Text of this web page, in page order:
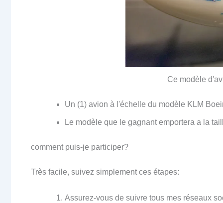
Ce modèle
Un (1) avion à l'échelle du modèle KLM
Le modèle que le gagnant emportera a la
comment puis-je participer?
Très facile, suivez simplement ces étapes:
Assurez-vous de suivre tous mes réseaux